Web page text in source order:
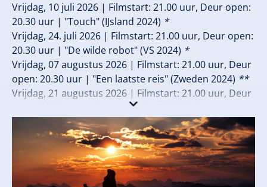
Vrijdag, 10 juli 2026 | Filmstart: 21.00 uur, Deur open:
20.30 uur | "Touch" (IJsland 2024) *
Vrijdag, 24. juli 2026 | Filmstart: 21.00 uur, Deur open:
20.30 uur | "De wilde robot" (VS 2024) *
Vrijdag, 07 augustus 2026 | Filmstart: 21.00 uur, Deur
open: 20.30 uur | "Een laatste reis" (Zweden 2024) **
Vrijdag, 21 augustus 2026 | Filmstart: 21.00 uur, Deur
open: 20.30 uur | "Ratatouille" (VS 2007)
* Bij slecht weer worden de films in het Farm
Resort Geislerhof vertoond: De schuur wordt
bioscoop.
Ontmoetingspunt is dan om 20.30 uur in Restaurant